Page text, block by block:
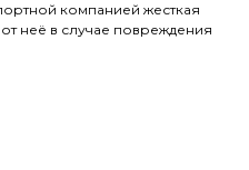
компанией жесткая
неё в случае повреждения